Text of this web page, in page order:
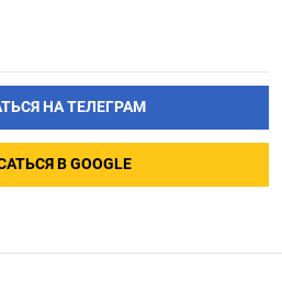
НА ТЕЛЕГРАМ
В GOOGLE